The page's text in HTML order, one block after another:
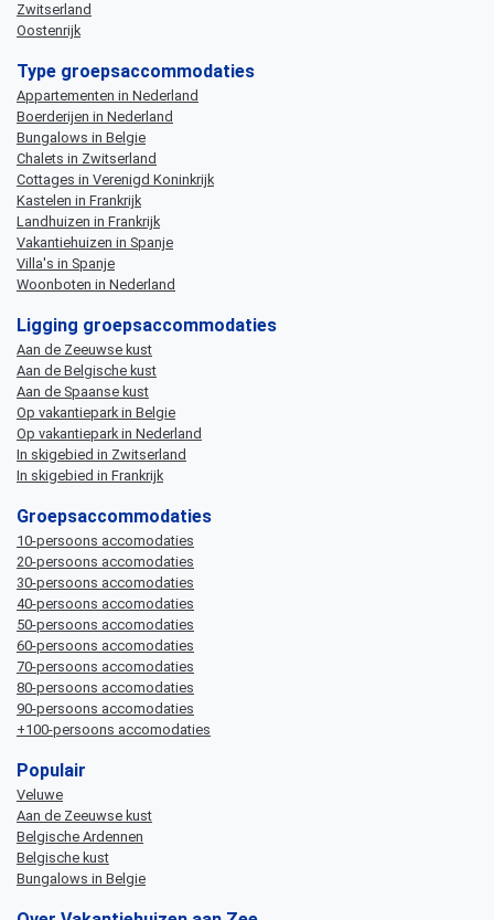
Zwitserland
Oostenrijk
Type groepsaccommodaties
Appartementen in Nederland
Boerderijen in Nederland
Bungalows in Belgie
Chalets in Zwitserland
Cottages in Verenigd Koninkrijk
Kastelen in Frankrijk
Landhuizen in Frankrijk
Vakantiehuizen in Spanje
Villa's in Spanje
Woonboten in Nederland
Ligging groepsaccommodaties
Aan de Zeeuwse kust
Aan de Belgische kust
Aan de Spaanse kust
Op vakantiepark in Belgie
Op vakantiepark in Nederland
In skigebied in Zwitserland
In skigebied in Frankrijk
Groepsaccommodaties
10-persoons accomodaties
20-persoons accomodaties
30-persoons accomodaties
40-persoons accomodaties
50-persoons accomodaties
60-persoons accomodaties
70-persoons accomodaties
80-persoons accomodaties
90-persoons accomodaties
+100-persoons accomodaties
Populair
Veluwe
Aan de Zeeuwse kust
Belgische Ardennen
Belgische kust
Bungalows in Belgie